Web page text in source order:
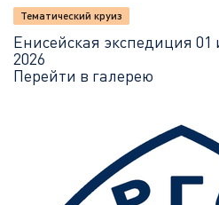
Тематический круиз
Енисейская экспедиция 01
2026
Перейти в галерею